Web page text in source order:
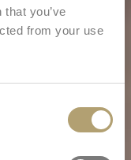
you’ve
from your use